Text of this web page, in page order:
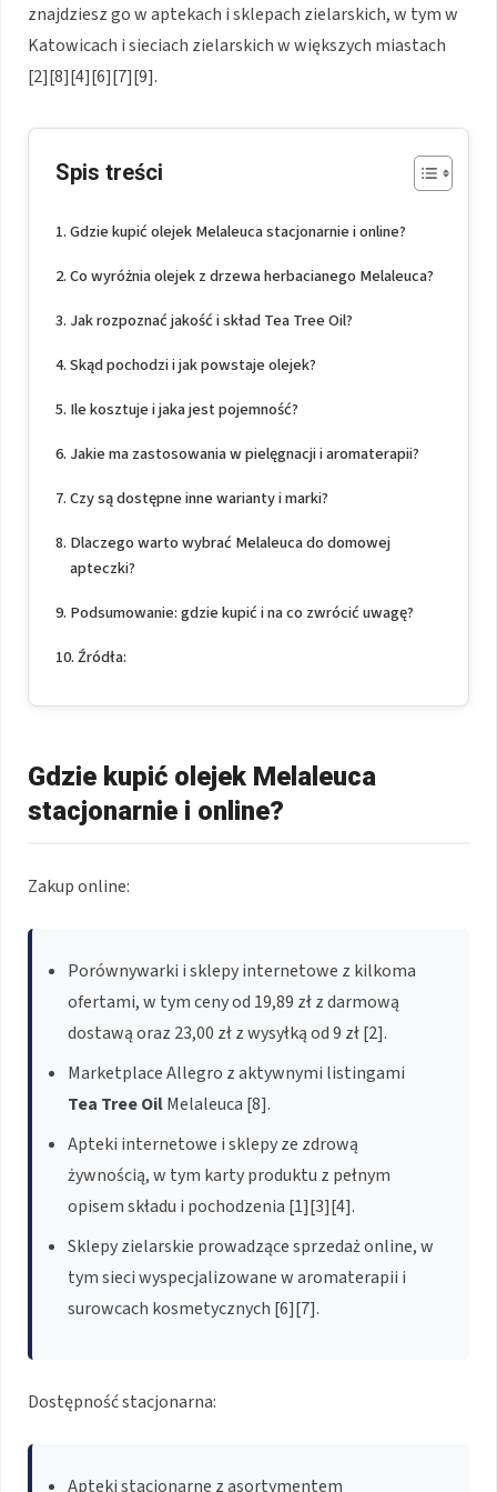
znajdziesz go w aptekach i sklepach zielarskich, w tym w
Katowicach i sieciach zielarskich w większych miastach
[2][8][4][6][7][9].
Spis treści
Gdzie kupić olejek Melaleuca stacjonarnie i online?
Co wyróżnia olejek z drzewa herbacianego Melaleuca?
Jak rozpoznać jakość i skład Tea Tree Oil?
Skąd pochodzi i jak powstaje olejek?
Ile kosztuje i jaka jest pojemność?
Jakie ma zastosowania w pielęgnacji i aromaterapii?
Czy są dostępne inne warianty i marki?
Dlaczego warto wybrać Melaleuca do domowej
apteczki?
Podsumowanie: gdzie kupić i na co zwrócić uwagę?
Źródła:
Gdzie kupić olejek Melaleuca
stacjonarnie i online?
Zakup online:
Porównywarki i sklepy internetowe z kilkoma
ofertami, w tym ceny od 19,89 zł z darmową
dostawą oraz 23,00 zł z wysyłką od 9 zł [2].
Marketplace Allegro z aktywnymi listingami
Tea Tree OilMelaleuca [8].
Apteki internetowe i sklepy ze zdrową
żywnością, w tym karty produktu z pełnym
opisem składu i pochodzenia [1][3][4].
Sklepy zielarskie prowadzące sprzedaż online, w
tym sieci wyspecjalizowane w aromaterapii i
surowcach kosmetycznych [6][7].
Dostępność stacjonarna:
Apteki stacjonarne z asortymentem